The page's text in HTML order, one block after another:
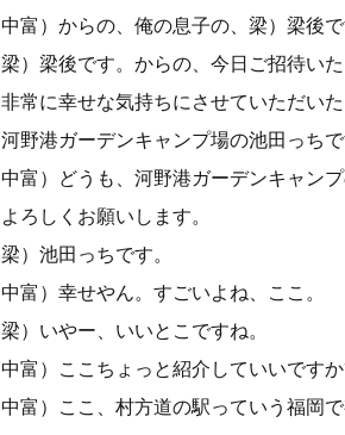
中富）からの、俺の息子の、梁）梁後で
梁）梁後です。からの、今日ご招待いた
非常に幸せな気持ちにさせていただいた
河野港ガーデンキャンプ場の池田っちで
中富）どうも、河野港ガーデンキャン
よろしくお願いします。
梁）池田っちです。
中富）幸せやん。すごいよね、ここ。
梁）いやー、いいとこですね。
中富）ここちょっと紹介していいです
中富）ここ、村方道の駅っていう福岡